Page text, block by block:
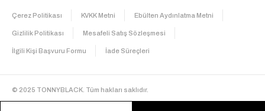
Çerez Politikası KVKK Metni Ebülten Aydınlatma Metni
Gizlilik Politikası Mesafeli Satış Sözleşmesi
İlgili Kişi Başvuru Formu İade Süreçleri
© 2025 TONNYBLACK. Tüm hakları saklıdır.